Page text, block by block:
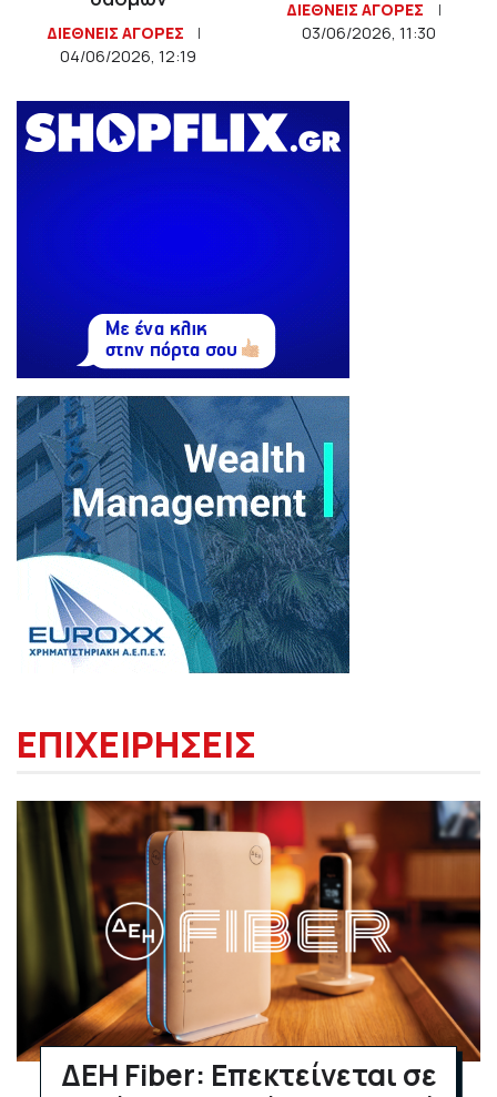
ΔΙΕΘΝΕΙΣ ΑΓΟΡΕΣ
04/06/2026, 12:19
ΔΙΕΘΝΕΙΣ ΑΓΟΡΕΣ
03/06/2026, 11:30
ΕΠΙΧΕΙΡΗΣΕΙΣ
ΔΕΗ Fiber: Επεκτείνεται σε